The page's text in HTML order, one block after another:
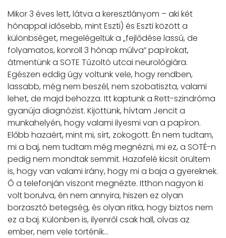
Mikor 3 éves lett, látva a keresztlányom – aki két
hónappal idősebb, mint Eszti) és Eszti között a
különbséget, megelégeltük a „fejlődése lassú, de
folyamatos, konroll 3 hónap múlva” papírokat,
átmentünk a SOTE Tűzoltó utcai neurológiára.
Egészen eddig úgy voltunk vele, hogy rendben,
lassabb, még nem beszél, nem szobatiszta, valami
lehet, de majd behozza. Itt kaptunk a Rett-szindróma
gyanúja diagnózist. Kijöttünk, hívtam Jencit a
munkahelyén, hogy valami ilyesmi van a papíron.
Előbb hazaért, mint mi, sírt, zokogott. Én nem tudtam,
mi a baj, nem tudtam még megnézni, mi ez, a SOTÉ-n
pedig nem mondtak semmit. Hazafelé kicsit örültem
is, hogy van valami irány, hogy mi a baja a gyereknek.
Ő a telefonján viszont megnézte. Itthon nagyon ki
volt borulva, én nem annyira, hiszen ez olyan
borzasztó betegség, és olyan ritka, hogy biztos nem
ez a baj. Különben is, ilyenről csak hall, olvas az
ember, nem vele történik...